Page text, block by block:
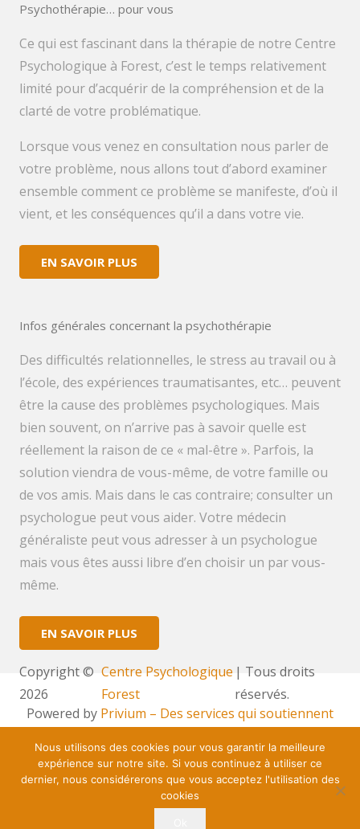
Psychothérapie… pour vous
Ce qui est fascinant dans la thérapie de notre Centre
Psychologique à Forest, c’est le temps relativement
limité pour d’acquérir de la compréhension et de la
clarté de votre problématique.
Lorsque vous venez en consultation nous parler de
votre problème, nous allons tout d’abord examiner
ensemble comment ce problème se manifeste, d’où il
vient, et les conséquences qu’il a dans votre vie.
EN SAVOIR PLUS
Infos générales concernant la psychothérapie
Des difficultés relationnelles, le stress au travail ou à
l’école, des expériences traumatisantes, etc… peuvent
être la cause des problèmes psychologiques. Mais
bien souvent, on n’arrive pas à savoir quelle est
réellement la raison de ce « mal-être ». Parfois, la
solution viendra de vous-même, de votre famille ou
de vos amis. Mais dans le cas contraire; consulter un
psychologue peut vous aider. Votre médecin
généraliste peut vous adresser à un psychologue
mais vous êtes aussi libre d’en choisir un par vous-
même.
EN SAVOIR PLUS
Copyright ©
2026
Centre Psychologique
Forest
| Tous droits
réservés.
Powered by Privium – Des services qui soutiennent
hypnotherapeutes.
RGPD – Politique de Protection de la Vie Privée
Nous utilisons des cookies pour vous garantir la meilleure
expérience sur notre site. Si vous continuez à utiliser ce
dernier, nous considérerons que vous acceptez l'utilisation des
cookies